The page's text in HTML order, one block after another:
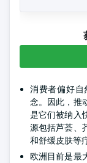
消费者偏好自
念。因此，推
是它们被纳入
源包括芦荟、
和舒缓皮肤等
欧洲目前是最